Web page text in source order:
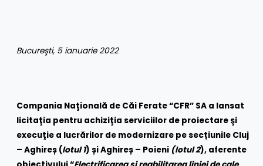
Bucureşti, 5 ianuarie 2022
Compania Naţională de Căi Ferate “CFR” SA a lansat
licitaţia pentru achiziţia serviciilor de proiectare şi
execuţie a lucrărilor de modernizare pe secțiunile Cluj
– Aghireș (lotul 1) și Aghireș – Poieni (lotul 2), aferente